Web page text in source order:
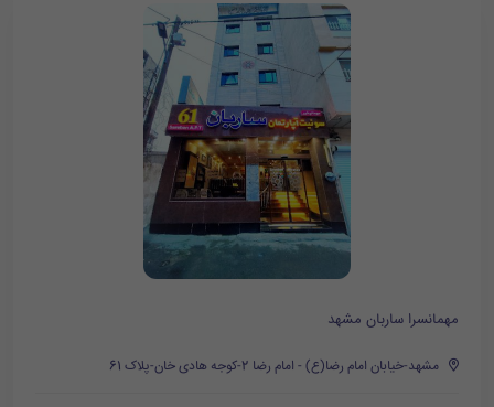
مهمانسرا ساربان مشهد
مشهد-خیابان امام رضا(ع) - امام رضا 2-کوجه هادی خان-پلاک 61